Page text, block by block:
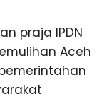
praja IPDN
Aceh